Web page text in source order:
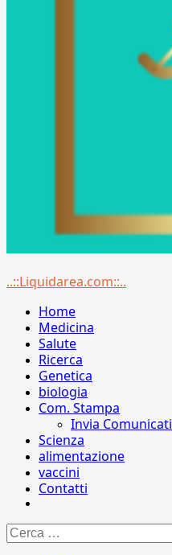
Menu
..::Liquidarea.com::..
Home
Medicina
Salute
Ricerca
Genetica
biologia
Com. Stampa
Invia Comunicati
Scienza
alimentazione
vaccini
Contatti
Ricerca
per: